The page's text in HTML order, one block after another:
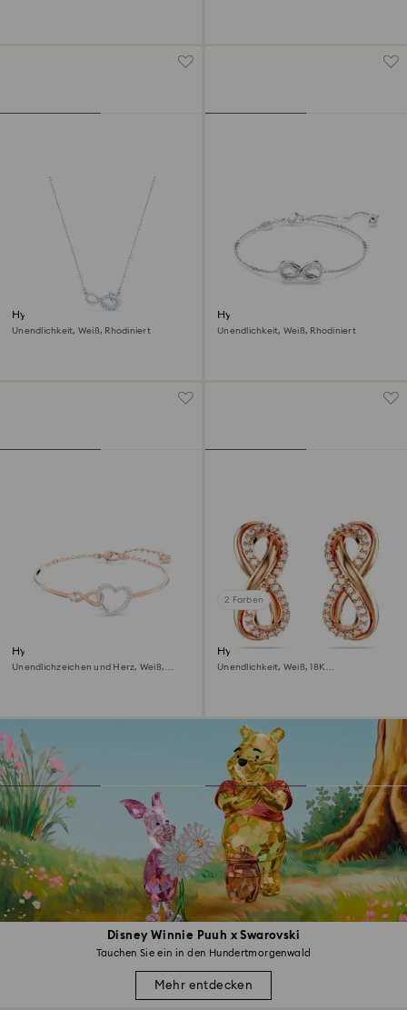
Disney Winnie Puuh x Swarovski
Tauchen Sie ein in den Hundertmorgenwald
Mehr entdecken
Hyperbola Halskette
Unendlichkeit, Weiß, Rhodiniert
Hyperbola Armband
Unendlichkeit, Weiß, Rhodiniert
Hyperbola Armreif
Unendlichzeichen und Herz, Weiß,
2 Farben
Hyperbola Ohrstecker
Unendlichkeit, Weiß, 18K